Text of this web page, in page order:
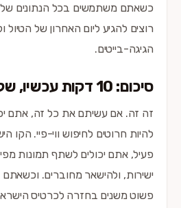
כשאתם משתמשים בכל הנתונים
רוצים להגיע ליום האחרון של הטיול
הגיגה-בייטים.
סיכום: 10 דקות עכשיו, שקט מלא בחו"ל
זה זה. אם עשיתם את כל זה, אתם
להיות חרוטים לחיפוש ווי-פיי. הקו
פעיל, אתם יכולים לשתף תמונות
ישירות, ולהישאר מחוברים.
פשוט משנים בחזרה לכרטיס